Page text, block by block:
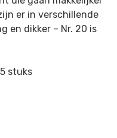
er in verschillende
en dikker – Nr. 20 is
stuks